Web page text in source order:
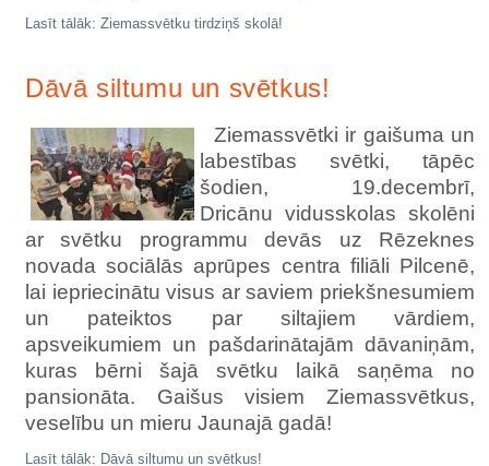
Lasīt tālāk: Ziemassvētku tirdziņš skolā!
Dāvā siltumu un svētkus!
Ziemassvētki ir gaišuma un
labestības svētki, tāpēc
šodien, 19.decembrī,
Dricānu vidusskolas skolēni
ar svētku programmu devās uz Rēzeknes
novada sociālās aprūpes centra filiāli Pilcenē,
lai iepriecinātu visus ar saviem priekšnesumiem
un pateiktos par siltajiem vārdiem,
apsveikumiem un pašdarinātajām dāvaniņām,
kuras bērni šajā svētku laikā saņēma no
pansionāta. Gaišus visiem Ziemassvētkus,
veselību un mieru Jaunajā gadā!
Lasīt tālāk: Dāvā siltumu un svētkus!